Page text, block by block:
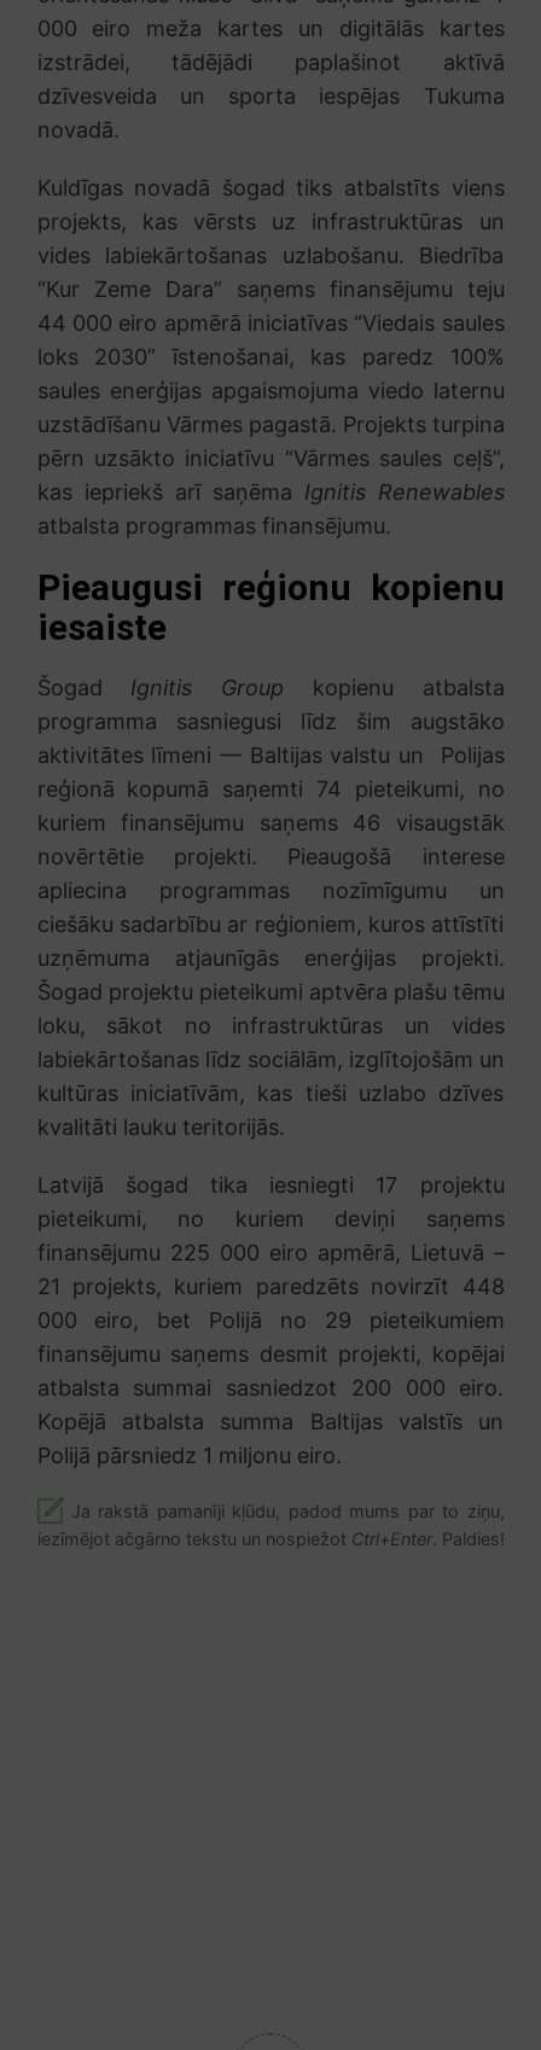
000 eiro meža kartes un digitālās kartes
izstrādei, tādējādi paplašinot aktīvā
dzīvesveida un sporta iespējas Tukuma
novadā.
Kuldīgas novadā šogad tiks atbalstīts viens
projekts, kas vērsts uz infrastruktūras un
vides labiekārtošanas uzlabošanu. Biedrība
“Kur Zeme Dara” saņems finansējumu teju
44 000 eiro apmērā iniciatīvas “Viedais saules
loks 2030” īstenošanai, kas paredz 100%
saules enerģijas apgaismojuma viedo laternu
uzstādīšanu Vārmes pagastā. Projekts turpina
pērn uzsākto iniciatīvu “Vārmes saules ceļš”,
kas iepriekš arī saņēma Ignitis Renewables
atbalsta programmas finansējumu.
Pieaugusi reģionu kopienu
iesaiste
Šogad Ignitis Group kopienu atbalsta
programma sasniegusi līdz šim augstāko
aktivitātes līmeni — Baltijas valstu un Polijas
reģionā kopumā saņemti 74 pieteikumi, no
kuriem finansējumu saņems 46 visaugstāk
novērtētie projekti. Pieaugošā interese
apliecina programmas nozīmīgumu un
ciešāku sadarbību ar reģioniem, kuros attīstīti
uzņēmuma atjaunīgās enerģijas projekti.
Šogad projektu pieteikumi aptvēra plašu tēmu
loku, sākot no infrastruktūras un vides
labiekārtošanas līdz sociālām, izglītojošām un
kultūras iniciatīvām, kas tieši uzlabo dzīves
kvalitāti lauku teritorijās.
Latvijā šogad tika iesniegti 17 projektu
pieteikumi, no kuriem deviņi saņems
finansējumu 225 000 eiro apmērā, Lietuvā –
21 projekts, kuriem paredzēts novirzīt 448
000 eiro, bet Polijā no 29 pieteikumiem
finansējumu saņems desmit projekti, kopējai
atbalsta summai sasniedzot 200 000 eiro.
Kopējā atbalsta summa Baltijas valstīs un
Polijā pārsniedz 1 miljonu eiro.
Ja rakstā pamanīji kļūdu, padod mums par to ziņu,
iezīmējot ačgārno tekstu un nospiežot Ctrl+Enter. Paldies!